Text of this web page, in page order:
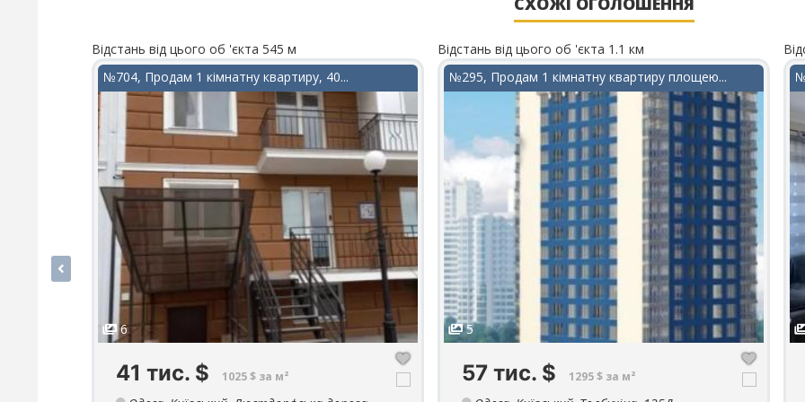
Відстань від цього об 'єкта 545 м
№704, Продам 1 кімнатну квартиру, 40...
6
41 тис. $ 1025 $ за м²
Відстань від цього об 'єкта 1.1 км
№295, Продам 1 кімнатну квартиру площею...
5
57 тис. $ 1295 $ за м²